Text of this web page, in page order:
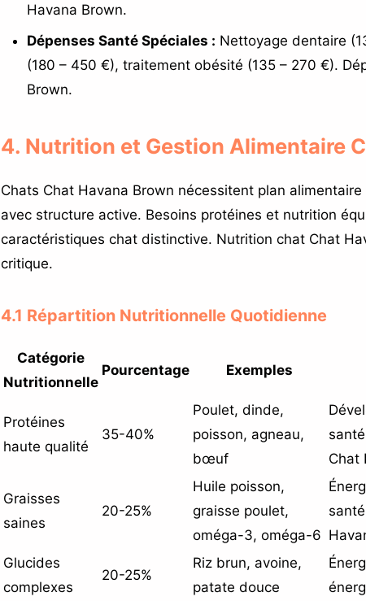
Havana Brown.
Dépenses Santé Spéciales : Nettoyage dentaire
(180 – 450 €), traitement obésité (135 – 270 €).
Brown.
4. Nutrition et Gestion Alimentaire
Chats Chat Havana Brown nécessitent plan
avec structure active. Besoins protéines et nutrition
caractéristiques chat distinctive. Nutrition chat Chat
critique.
4.1 Répartition Nutritionnelle Quotidienne
Catégorie
Nutritionnelle
Pourcentage Exemples
Protéines
haute qualité
35-40%
Poulet, dinde,
poisson, agneau,
bœuf
Chat
Graisses
saines
20-25%
Huile poisson,
graisse poulet,
oméga-3, oméga-6
Glucides
complexes
20-25%
Riz brun, avoine,
patate douce